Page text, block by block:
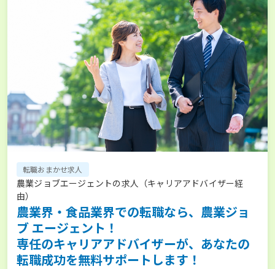
転職おまかせ求人
農業ジョブエージェントの求人（キャリアアドバイザー経
由）
農業界・食品業界での転職なら、農業ジョ
ブ エージェント！
専任のキャリアアドバイザーが、あなたの
転職成功を無料サポートします！